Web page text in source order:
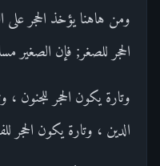
ومن هاهنا يؤخذ الحجر
الحجر للصغر; فإن الصغير
وتارة يكون الحجر للجنون
الدين ، وتارة يكون الحجر